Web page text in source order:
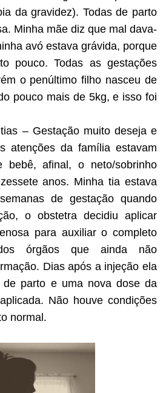
da gravidez). Todas de parto
Minha mãe diz que mal dava-
avó estava grávida, porque
pouco. Todas as gestações
o penúltimo filho nasceu de
pouco mais de 5kg, e isso foi
– Gestação muito deseja e
atenções da família estavam
bebê, afinal, o neto/sobrinho
anos. Minha tia estava
de gestação quando
o obstetra decidiu aplicar
para auxiliar o completo
dos órgãos que ainda não
Dias após a injeção ela
de parto e uma nova dose da
Não houve condições
normal.